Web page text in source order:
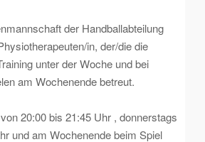
der Handballabteilung
en/in, der/die die
unter der Woche und bei
am Wochenende betreut.
20:00 bis 21:45 Uhr , donnerstags
und am Wochenende beim Spiel